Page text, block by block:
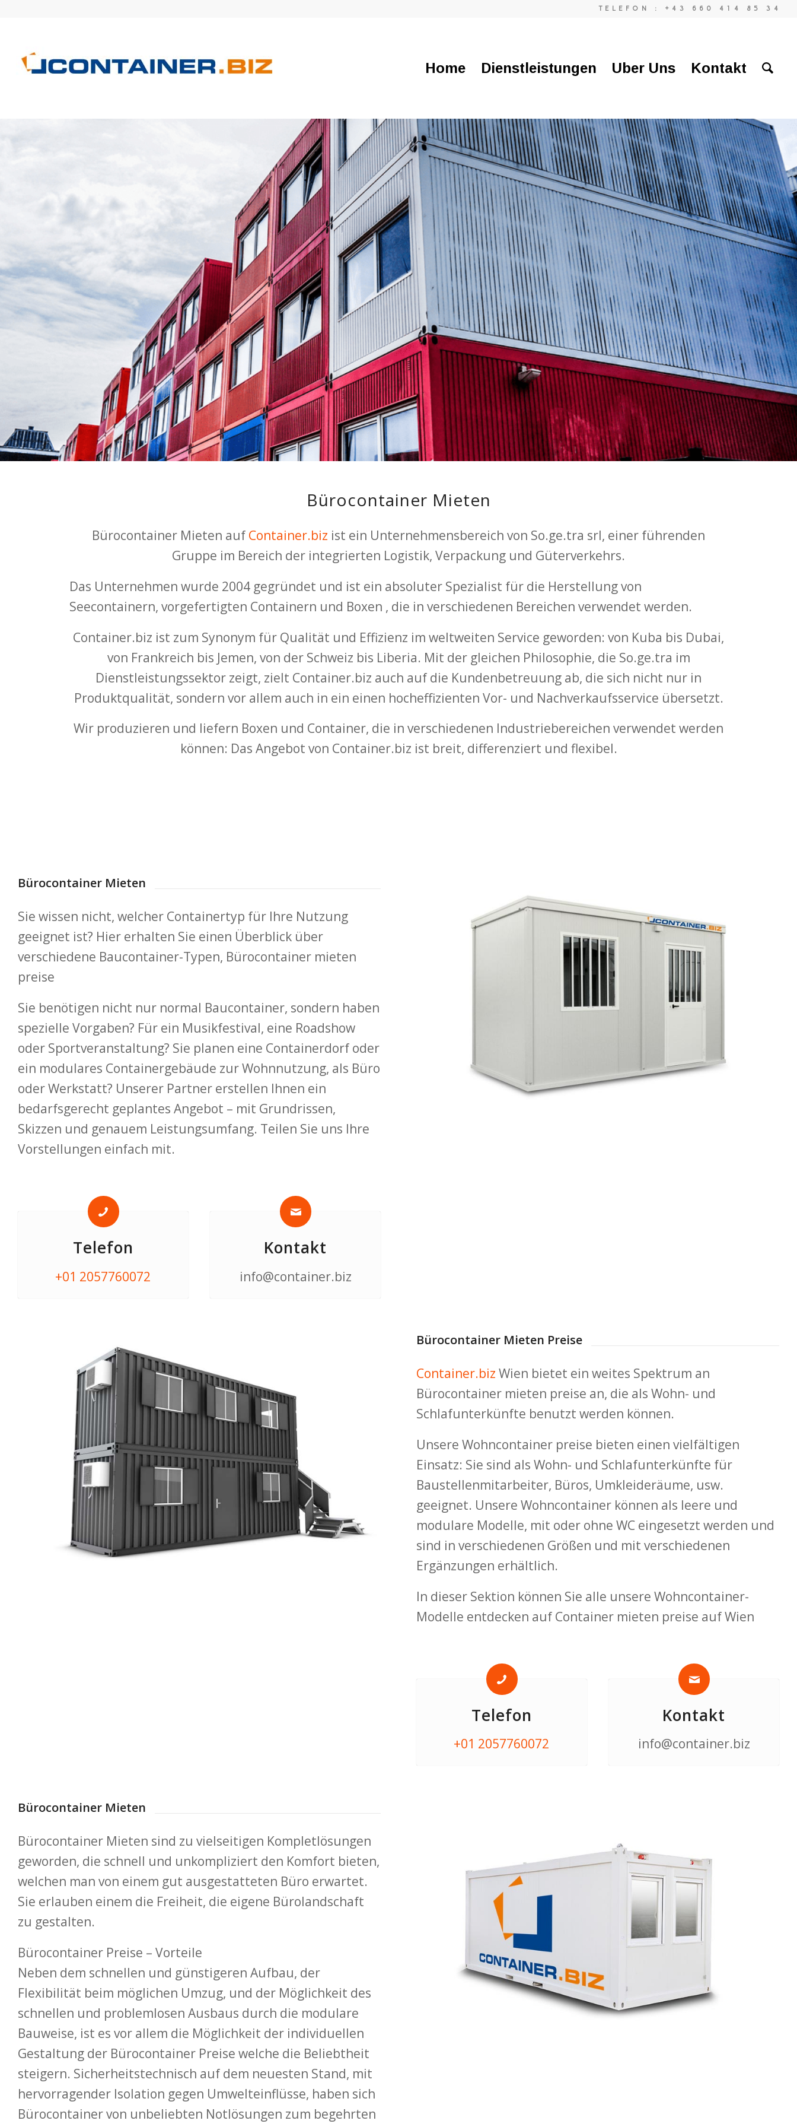
TELEFON : +43 660 414 85 34
Home Dienstleistungen Uber Uns Kontakt
Bürocontainer Mieten
Bürocontainer Mieten auf Container.biz ist ein Unternehmensbereich von So.ge.tra srl, einer führenden
Gruppe im Bereich der integrierten Logistik, Verpackung und Güterverkehrs.
Das Unternehmen wurde 2004 gegründet und ist ein absoluter Spezialist für die Herstellung von
Seecontainern, vorgefertigten Containern und Boxen , die in verschiedenen Bereichen verwendet werden.
Container.biz ist zum Synonym für Qualität und Effizienz im weltweiten Service geworden: von Kuba bis Dubai,
von Frankreich bis Jemen, von der Schweiz bis Liberia. Mit der gleichen Philosophie, die So.ge.tra im
Dienstleistungssektor zeigt, zielt Container.biz auch auf die Kundenbetreuung ab, die sich nicht nur in
Produktqualität, sondern vor allem auch in ein einen hocheffizienten Vor- und Nachverkaufsservice übersetzt.
Wir produzieren und liefern Boxen und Container, die in verschiedenen Industriebereichen verwendet werden
können: Das Angebot von Container.biz ist breit, differenziert und flexibel.
Bürocontainer Mieten
Sie wissen nicht, welcher Containertyp für Ihre Nutzung
geeignet ist? Hier erhalten Sie einen Überblick über
verschiedene Baucontainer-Typen, Bürocontainer mieten
preise
Sie benötigen nicht nur normal Baucontainer, sondern haben
spezielle Vorgaben? Für ein Musikfestival, eine Roadshow
oder Sportveranstaltung? Sie planen eine Containerdorf oder
ein modulares Containergebäude zur Wohnnutzung, als Büro
oder Werkstatt? Unserer Partner erstellen Ihnen ein
bedarfsgerecht geplantes Angebot – mit Grundrissen,
Skizzen und genauem Leistungsumfang. Teilen Sie uns Ihre
Vorstellungen einfach mit.
Telefon
+01 2057760072
Kontakt
info@container.biz
Bürocontainer Mieten Preise
Container.biz Wien bietet ein weites Spektrum an
Bürocontainer mieten preise an, die als Wohn- und
Schlafunterkünfte benutzt werden können.
Unsere Wohncontainer preise bieten einen vielfältigen
Einsatz: Sie sind als Wohn- und Schlafunterkünfte für
Baustellenmitarbeiter, Büros, Umkleideräume, usw.
geeignet. Unsere Wohncontainer können als leere und
modulare Modelle, mit oder ohne WC eingesetzt werden und
sind in verschiedenen Größen und mit verschiedenen
Ergänzungen erhältlich.
In dieser Sektion können Sie alle unsere Wohncontainer-
Modelle entdecken auf Container mieten preise auf Wien
Telefon
+01 2057760072
Kontakt
info@container.biz
Bürocontainer Mieten
Bürocontainer Mieten sind zu vielseitigen Kompletlösungen
geworden, die schnell und unkompliziert den Komfort bieten,
welchen man von einem gut ausgestatteten Büro erwartet.
Sie erlauben einem die Freiheit, die eigene Bürolandschaft
zu gestalten.
Bürocontainer Preise – Vorteile
Neben dem schnellen und günstigeren Aufbau, der
Flexibilität beim möglichen Umzug, und der Möglichkeit des
schnellen und problemlosen Ausbaus durch die modulare
Bauweise, ist es vor allem die Möglichkeit der individuellen
Gestaltung der Bürocontainer Preise welche die Beliebtheit
steigern. Sicherheitstechnisch auf dem neuesten Stand, mit
hervorragender Isolation gegen Umwelteinflüsse, haben sich
Bürocontainer von unbeliebten Notlösungen zum begehrten